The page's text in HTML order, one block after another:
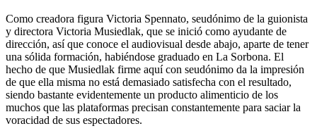
Como creadora figura Victoria Spennato, seudónimo de la guionista
y directora Victoria Musiedlak, que se inició como ayudante de
dirección, así que conoce el audiovisual desde abajo, aparte de tener
una sólida formación, habiéndose graduado en La Sorbona. El
hecho de que Musiedlak firme aquí con seudónimo da la impresión
de que ella misma no está demasiado satisfecha con el resultado,
siendo bastante evidentemente un producto alimenticio de los
muchos que las plataformas precisan constantemente para saciar la
voracidad de sus espectadores.